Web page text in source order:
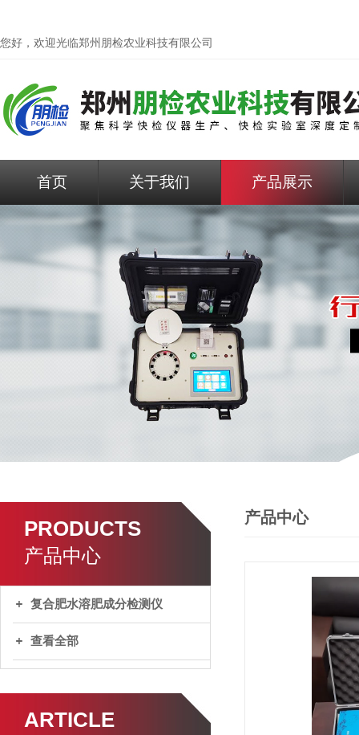
您好，欢迎光临郑州朋检农业科技有限公司
首页 关于我们 产品展示
PRODUCTS
产品中心
复合肥水溶肥成分检测仪
查看全部
ARTICLE
产品中心